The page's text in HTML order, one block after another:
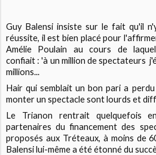
Guy Balensi insiste sur le fait qu'il
réussite, il est bien placé pour
Amélie Poulain au cours de
confiait : 'à un million de spectateurs
millions...
Hair qui semblait un bon pari a
monter un spectacle sont lourds et
Le Trianon rentrait quelquefois
partenaires du financement des
proposés aux Tréteaux, à moins de
Balensi lui-même a été étonné du